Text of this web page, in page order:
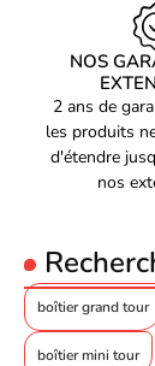
Limite de
Type
6933412765493
Référence produit
01502814
Référence
NOS
2 ans de
les produits
d'étendre
nos
boîtier grand tour
boîtier mini tour